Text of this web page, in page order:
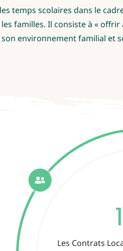
temps scolaires dans le
familles. Il consiste à « offrir
environnement familial et
Les Contrats